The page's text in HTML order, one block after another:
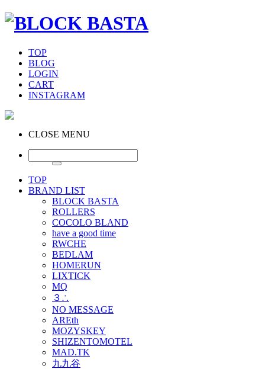
TOP
BLOG
LOGIN
CART
INSTAGRAM
CLOSE MENU
TOP
BRAND LIST
BLOCK BASTA
ROLLERS
COCOLO BLAND
have a good time
RWCHE
BEDLAM
HOMERUN
LIXTICK
MQ
３∴
NO MESSAGE
AREth
MOZYSKEY
SHIZENTOMOTEL
MAD.TK
九九谷